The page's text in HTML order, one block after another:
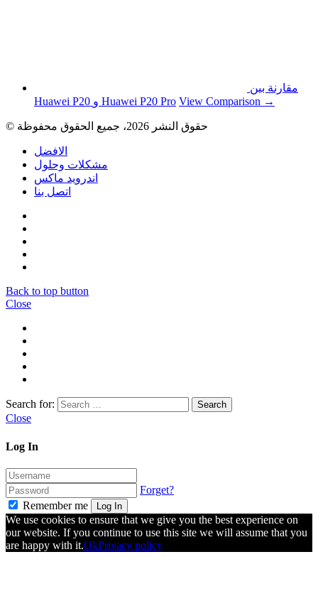
مقارنة بين
Huawei P20 و Huawei P20 Pro View Comparison →
الافضل
مشكلات وحلول
اندرويد ماكس
اتصل بنا
Back to top button
Close
Search for:
Close
Log In
Forget?
Remember me
Log In
We use cookies to ensure that we give you the best experience on
our website. If you continue to use this site we will assume that you
are happy with it.OkPrivacy policy